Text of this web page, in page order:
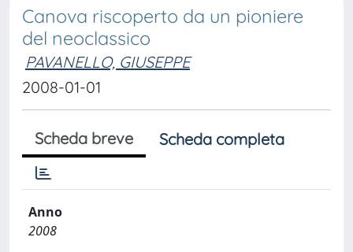
Canova riscoperto da un pioniere
del neoclassico
PAVANELLO, GIUSEPPE
2008-01-01
Scheda breve Scheda completa
Anno
2008